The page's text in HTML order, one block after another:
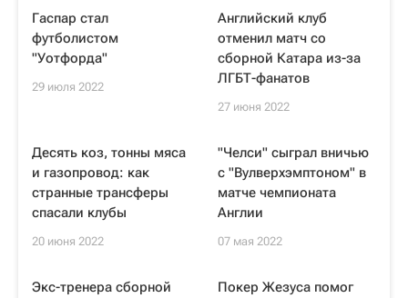
Гаспар стал
футболистом
"Уотфорда"
29 июля 2022
Английский клуб
отменил матч со
сборной Катара из-за
ЛГБТ-фанатов
27 июня 2022
Десять коз, тонны мяса
и газопровод: как
странные трансферы
спасали клубы
20 июня 2022
"Челси" сыграл вничью
с "Вулверхэмптоном" в
матче чемпионата
Англии
07 мая 2022
Экс-тренера сборной
Покер Жезуса помог